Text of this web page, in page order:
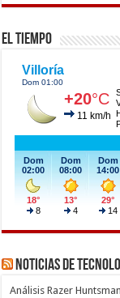
El Tiempo
Noticias de
Análisis Razer